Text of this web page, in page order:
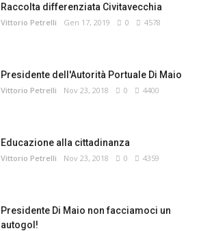
Raccolta differenziata Civitavecchia
Vittorio Petrelli Gen 17, 2019 0 4578
Presidente dell'Autorità Portuale Di Maio
Vittorio Petrelli Nov 23, 2018 0 4400
Educazione alla cittadinanza
Vittorio Petrelli Nov 23, 2018 0 4359
Presidente Di Maio non facciamoci un
autogol!